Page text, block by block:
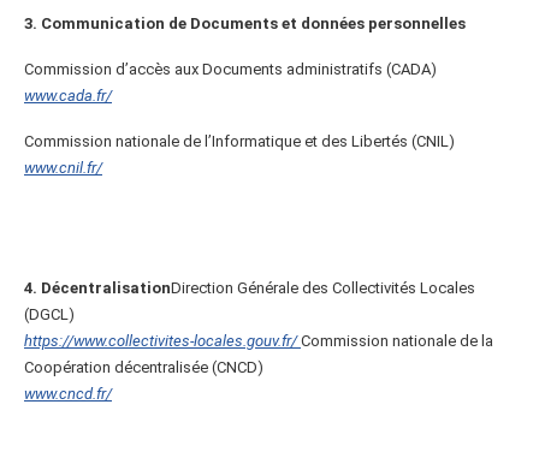
3. Communication de Documents et données personnelles
Commission d’accès aux Documents administratifs (CADA)
www.cada.fr/
Commission nationale de l’Informatique et des Libertés (CNIL)
www.cnil.fr/
4. DécentralisationDirection Générale des Collectivités Locales
(DGCL)
https://www.collectivites-locales.gouv.fr/ Commission nationale de la
Coopération décentralisée (CNCD)
www.cncd.fr/